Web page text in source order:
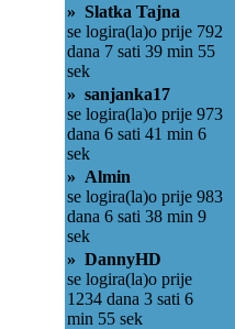
» Slatka Tajna
se logira(la)o prije 792
dana 7 sati 39 min 55
sek
» sanjanka17
se logira(la)o prije 973
dana 6 sati 41 min 6
sek
» Almin
se logira(la)o prije 983
dana 6 sati 38 min 9
sek
» DannyHD
se logira(la)o prije
1234 dana 3 sati 6
min 55 sek